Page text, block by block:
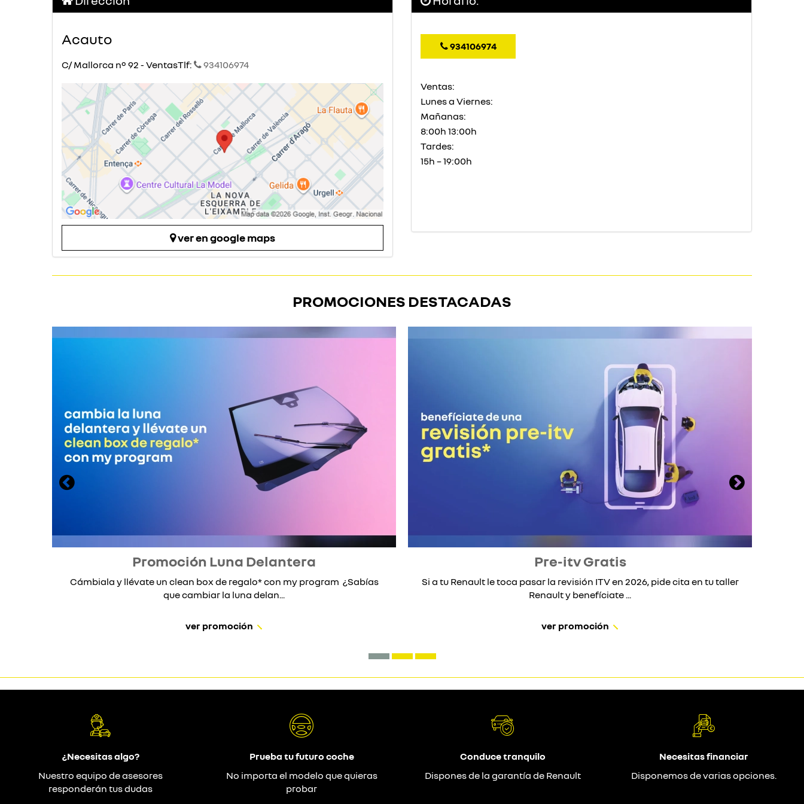
Acauto
C/ Mallorca nº 92 - VentasTlf: 934106974
ver en google maps
934106974
Ventas:
Lunes a Viernes:
Mañanas:
8:00h 13:00h
Tardes:
15h – 19:00h
PROMOCIONES DESTACADAS
Promoción Luna Delantera
Cámbiala y llévate un clean box de regalo* con my program ¿Sabías
que cambiar la luna delan...
ver promoción
Pre-itv Gratis
Si a tu Renault le toca pasar la revisión ITV en 2026, pide cita en tu taller
Renault y benefíciate ...
ver promoción
¿Necesitas algo?
Nuestro equipo de asesores
responderán tus dudas
Prueba tu futuro coche
No importa el modelo que quieras
probar
Conduce tranquilo
Dispones de la garantía de Renault
Necesitas financiar
Disponemos de varias opciones.